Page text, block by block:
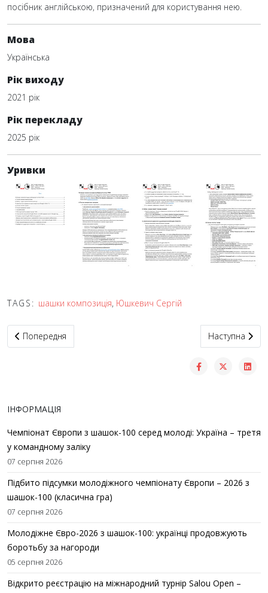
посібник англійською, призначений для користування нею.
Мова
Українська
Рік виходу
2021 рік
Рік перекладу
2025 рік
Уривки
TAGS: шашки композиція, Юшкевич Сергій
Попередня стаття: Книга «Король та його прем'ер-мiнiстр»
Попередня Наступна
Наступна
ІНФОРМАЦІЯ
Чемпіонат Європи з шашок-100 серед молоді: Україна – третя
у командному заліку
07 серпня 2026
Підбито підсумки молодіжного чемпіонату Європи – 2026 з
шашок-100 (класична гра)
07 серпня 2026
Молодіжне Євро-2026 з шашок-100: українці продовжують
боротьбу за нагороди
05 серпня 2026
Відкрито реєстрацію на міжнародний турнір Salou Open –